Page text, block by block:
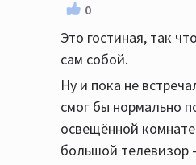
0
Это гостиная, так
сам собой.
Ну и пока не
смог бы нормально
освещённой
большой телевизор